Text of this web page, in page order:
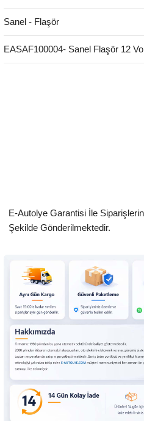
Sanel - Flaşör
EASAF100004- Sanel Flaşör 12
E-Autolye Garantisi İle
Şekilde Gönderilmektedir.